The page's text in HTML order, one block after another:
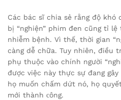
Các bác sĩ chia sẻ rằng độ khó
bị “nghiện” phim đen cũng tỉ
nhiễm bệnh. Vì thế, thời gian
càng dễ chữa. Tuy nhiên, điều
phụ thuộc vào chính người
được việc này thực sự đang
họ muốn chấm dứt nó, họ
mới thành сông.